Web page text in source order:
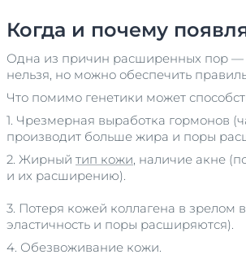
Когда и почему
Одна из причин расширенных пор —
нельзя, но можно обеспечить
Что помимо генетики может
1. Чрезмерная выработка гормонов
производит больше жира и поры
2. Жирный тип кожи , наличие акне
и их расширению).
3. Потеря кожей коллагена в зрелом
эластичность и поры расширяются).
4. Обезвоживание кожи.